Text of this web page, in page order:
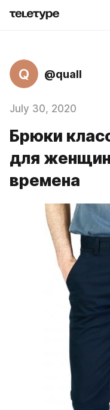
Q @quall
July 30, 2020
Брюки
для женщин
времена